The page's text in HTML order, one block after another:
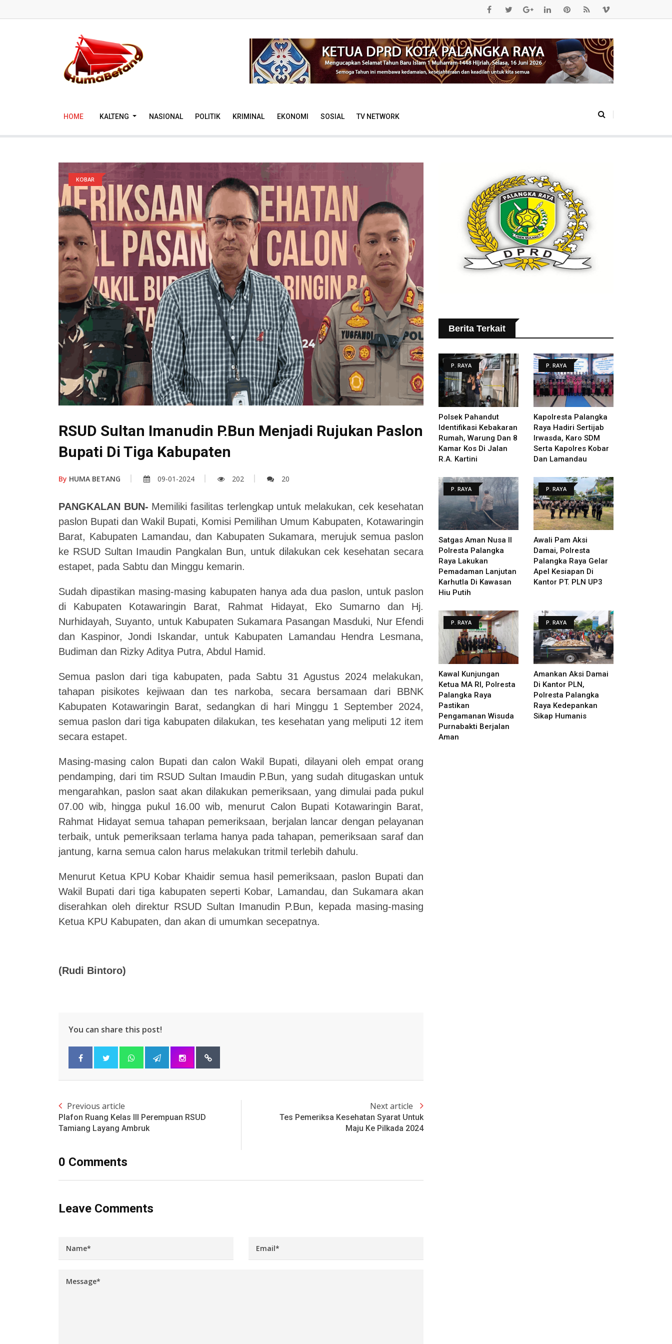
HOME KALTENG NASIONAL POLITIK KRIMINAL EKONOMI SOSIAL TV NETWORK
KOBAR
RSUD Sultan Imanudin P.Bun Menjadi Rujukan Paslon
Bupati Di Tiga Kabupaten
By HUMA BETANG 09-01-2024 202 20
PANGKALAN BUN- Memiliki fasilitas terlengkap untuk melakukan, cek kesehatan
paslon Bupati dan Wakil Bupati, Komisi Pemilihan Umum Kabupaten, Kotawaringin
Barat, Kabupaten Lamandau, dan Kabupaten Sukamara, merujuk semua paslon
ke RSUD Sultan Imaudin Pangkalan Bun, untuk dilakukan cek kesehatan secara
estapet, pada Sabtu dan Minggu kemarin.
Sudah dipastikan masing-masing kabupaten hanya ada dua paslon, untuk paslon
di Kabupaten Kotawaringin Barat, Rahmat Hidayat, Eko Sumarno dan Hj.
Nurhidayah, Suyanto, untuk Kabupaten Sukamara Pasangan Masduki, Nur Efendi
dan Kaspinor, Jondi Iskandar, untuk Kabupaten Lamandau Hendra Lesmana,
Budiman dan Rizky Aditya Putra, Abdul Hamid.
Semua paslon dari tiga kabupaten, pada Sabtu 31 Agustus 2024 melakukan,
tahapan pisikotes kejiwaan dan tes narkoba, secara bersamaan dari BBNK
Kabupaten Kotawaringin Barat, sedangkan di hari Minggu 1 September 2024,
semua paslon dari tiga kabupaten dilakukan, tes kesehatan yang meliputi 12 item
secara estapet.
Masing-masing calon Bupati dan calon Wakil Bupati, dilayani oleh empat orang
pendamping, dari tim RSUD Sultan Imaudin P.Bun, yang sudah ditugaskan untuk
mengarahkan, paslon saat akan dilakukan pemeriksaan, yang dimulai pada pukul
07.00 wib, hingga pukul 16.00 wib, menurut Calon Bupati Kotawaringin Barat,
Rahmat Hidayat semua tahapan pemeriksaan, berjalan lancar dengan pelayanan
terbaik, untuk pemeriksaan terlama hanya pada tahapan, pemeriksaan saraf dan
jantung, karna semua calon harus melakukan tritmil terlebih dahulu.
Menurut Ketua KPU Kobar Khaidir semua hasil pemeriksaan, paslon Bupati dan
Wakil Bupati dari tiga kabupaten seperti Kobar, Lamandau, dan Sukamara akan
diserahkan oleh direktur RSUD Sultan Imanudin P.Bun, kepada masing-masing
Ketua KPU Kabupaten, dan akan di umumkan secepatnya.
(Rudi Bintoro)
You can share this post!
Previous article
Plafon Ruang Kelas III Perempuan RSUD
Tamiang Layang Ambruk
Next article
Tes Pemeriksa Kesehatan Syarat Untuk
Maju Ke Pilkada 2024
0 Comments
Leave Comments
Berita Terkait
P. RAYA
Polsek Pahandut
Identifikasi Kebakaran
Rumah, Warung Dan 8
Kamar Kos Di Jalan
R.A. Kartini
P. RAYA
Kapolresta Palangka
Raya Hadiri Sertijab
Irwasda, Karo SDM
Serta Kapolres Kobar
Dan Lamandau
P. RAYA
Satgas Aman Nusa II
Polresta Palangka
Raya Lakukan
Pemadaman Lanjutan
Karhutla Di Kawasan
Hiu Putih
P. RAYA
Awali Pam Aksi
Damai, Polresta
Palangka Raya Gelar
Apel Kesiapan Di
Kantor PT. PLN UP3
P. RAYA
Kawal Kunjungan
Ketua MA RI, Polresta
Palangka Raya
Pastikan
Pengamanan Wisuda
Purnabakti Berjalan
Aman
P. RAYA
Amankan Aksi Damai
Di Kantor PLN,
Polresta Palangka
Raya Kedepankan
Sikap Humanis